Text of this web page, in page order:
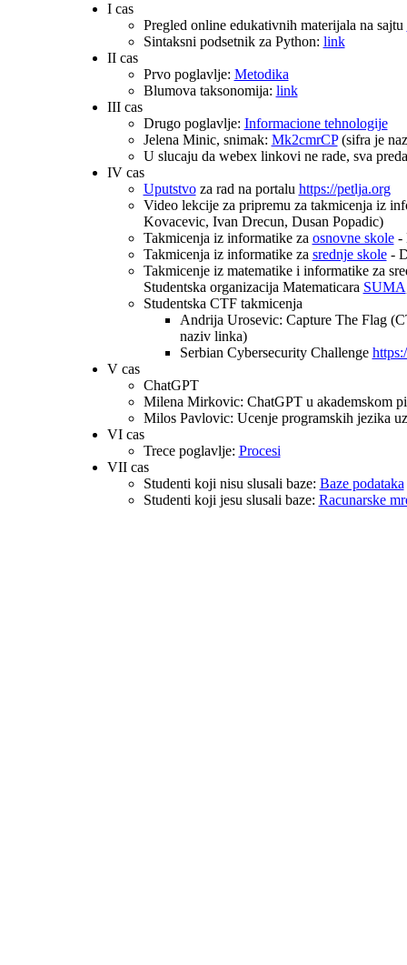
I cas
Pregled online edukativnih materijala na sajtu
Sintaksni podsetnik za Python: link
II cas
Prvo poglavlje: Metodika
Blumova taksonomija: link
III cas
Drugo poglavlje: Informacione tehnologije
Jelena Minic, snimak: Mk2cmrCP(sifra je
U slucaju da webex linkovi ne rade, sva
IV cas
Uputstvoza rad na portalu https://petlja.org
Video lekcije za pripremu za takmicenja iz
Kovacevic, Ivan Drecun, Dusan Popadic)
Takmicenja iz informatike za osnovne skole-
Takmicenja iz informatike za srednje skole-
Takmicenje iz matematike i informatike za
Studentska organizacija Matematicara SUMA
Studentska CTF takmicenja
Andrija Urosevic: Capture The Flag
naziv linka)
Serbian Cybersecurity Challenge
V cas
ChatGPT
Milena Mirkovic: ChatGPT u akademskom
Milos Pavlovic: Ucenje programskih jezika
VI cas
Trece poglavlje: Procesi
VII cas
Studenti koji nisu slusali baze: Baze podataka
Studenti koji jesu slusali baze: Racunarske